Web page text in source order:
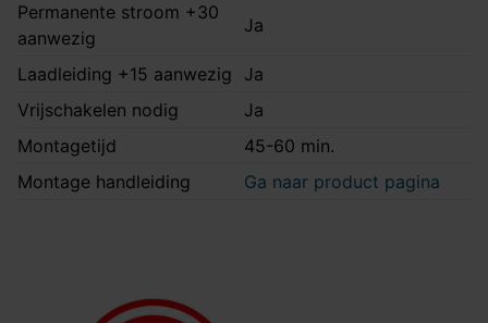
Permanente stroom +30
aanwezig
Ja
Laadleiding +15 aanwezig
Ja
Vrijschakelen nodig
Ja
Montagetijd
45-60 min.
Montage handleiding
Ga naar product pagina